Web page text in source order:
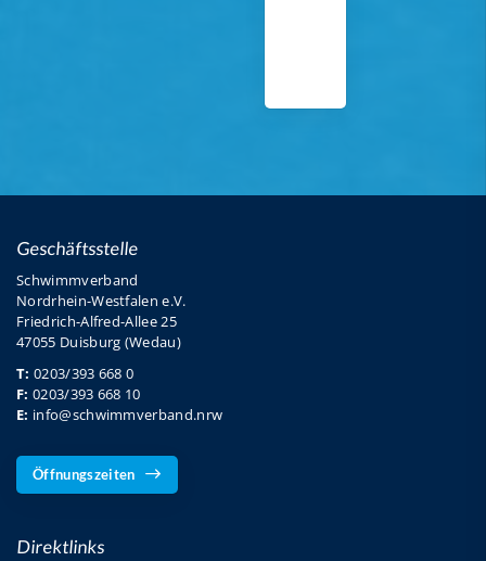
Geschäftsstelle
Schwimmverband
Nordrhein-Westfalen e.V.
Friedrich-Alfred-Allee 25
47055 Duisburg (Wedau)
T: 0203/393 668 0
F: 0203/393 668 10
E: info@schwimmverband.nrw
Öffnungszeiten
Direktlinks